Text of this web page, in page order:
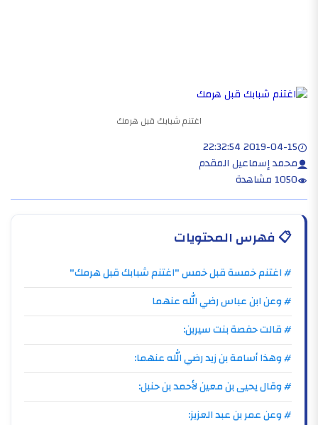
اغتنم شبابك قبل هرمك
2019-04-15 22:32:54
محمد إسماعيل المقدم
1050 مشاهدة
📋فهرس المحتويات
# اغتنم خمسة قبل خمس "اغتنم شبابك قبل هرمك"
# وعن ابن عباس رضي الله عنهما
# قالت حفصة بنت سيرين:
# وهذا أسامة بن زيد رضي الله عنهما:
# وقال يحيى بن معين لأحمد بن حنبل:
# وعن عمر بن عبد العزيز: